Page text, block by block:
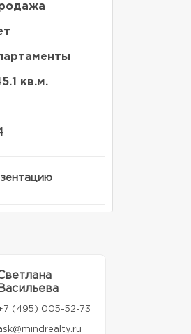
кв.м.
Васильева
(495) 005-52-73